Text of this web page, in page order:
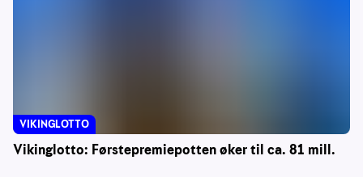
Vikinglotto: Førstepremiepotten øker til ca. 81 mill.
VIKINGLOTTO